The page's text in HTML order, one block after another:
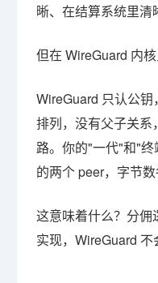
晰、在结算系统里清
但在 WireGuard 内
WireGuard 只认公
排列，没有父子关
路。你的"一代"和"
的两个 peer，字节
这意味着什么？分佣
实现，WireGuard 不